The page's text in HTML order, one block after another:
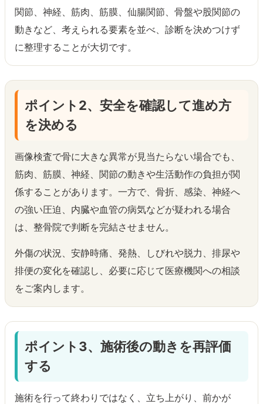
関節、神経、筋肉、筋膜、仙腸関節、骨盤や股関節の
動きなど、考えられる要素を並べ、診断を決めつけず
に整理することが大切です。
ポイント2、安全を確認して進め方
を決める
画像検査で骨に大きな異常が見当たらない場合でも、
筋肉、筋膜、神経、関節の動きや生活動作の負担が関
係することがあります。一方で、骨折、感染、神経へ
の強い圧迫、内臓や血管の病気などが疑われる場合
は、整骨院で判断を完結させません。
外傷の状況、安静時痛、発熱、しびれや脱力、排尿や
排便の変化を確認し、必要に応じて医療機関への相談
をご案内します。
ポイント3、施術後の動きを再評価
する
施術を行って終わりではなく、立ち上がり、前かが